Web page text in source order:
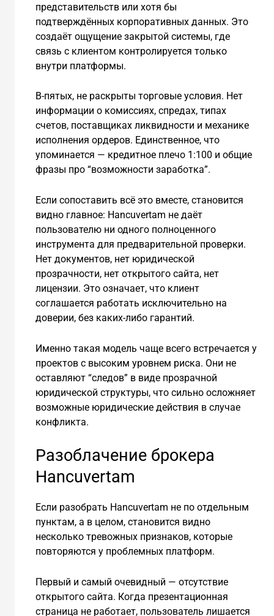
представительств или хотя бы
подтверждённых корпоративных данных. Это
создаёт ощущение закрытой системы, где
связь с клиентом контролируется только
внутри платформы.
В-пятых, не раскрыты торговые условия. Нет
информации о комиссиях, спредах, типах
счетов, поставщиках ликвидности и механике
исполнения ордеров. Единственное, что
упоминается — кредитное плечо 1:100 и общие
фразы про “возможности заработка”.
Если сопоставить всё это вместе, становится
видно главное: Hancuvertam не даёт
пользователю ни одного полноценного
инструмента для предварительной проверки.
Нет документов, нет юридической
прозрачности, нет открытого сайта, нет
лицензии. Это означает, что клиент
соглашается работать исключительно на
доверии, без каких-либо гарантий.
Именно такая модель чаще всего встречается у
проектов с высоким уровнем риска. Они не
оставляют “следов” в виде прозрачной
юридической структуры, что сильно осложняет
возможные юридические действия в случае
конфликта.
Разоблачение брокера
Hancuvertam
Если разобрать Hancuvertam не по отдельным
пунктам, а в целом, становится видно
несколько тревожных признаков, которые
повторяются у проблемных платформ.
Первый и самый очевидный — отсутствие
открытого сайта. Когда презентационная
страница не работает, пользователь лишается